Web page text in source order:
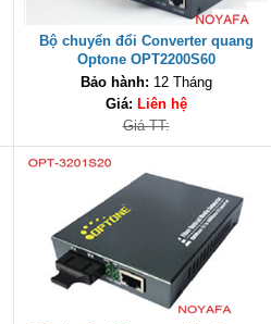
Bộ chuyển đổi Converter quang
Optone OPT2200S60
Bảo hành: 12 Tháng
Giá: Liên hệ
Giá TT: